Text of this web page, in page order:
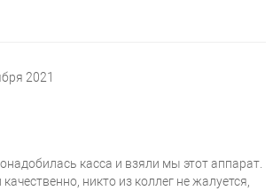
2021
касса и взяли мы этот аппарат.
никто из коллег не жалуется,